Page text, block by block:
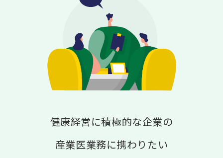
健康経営に積極的な企業の
産業医業務に携わりたい